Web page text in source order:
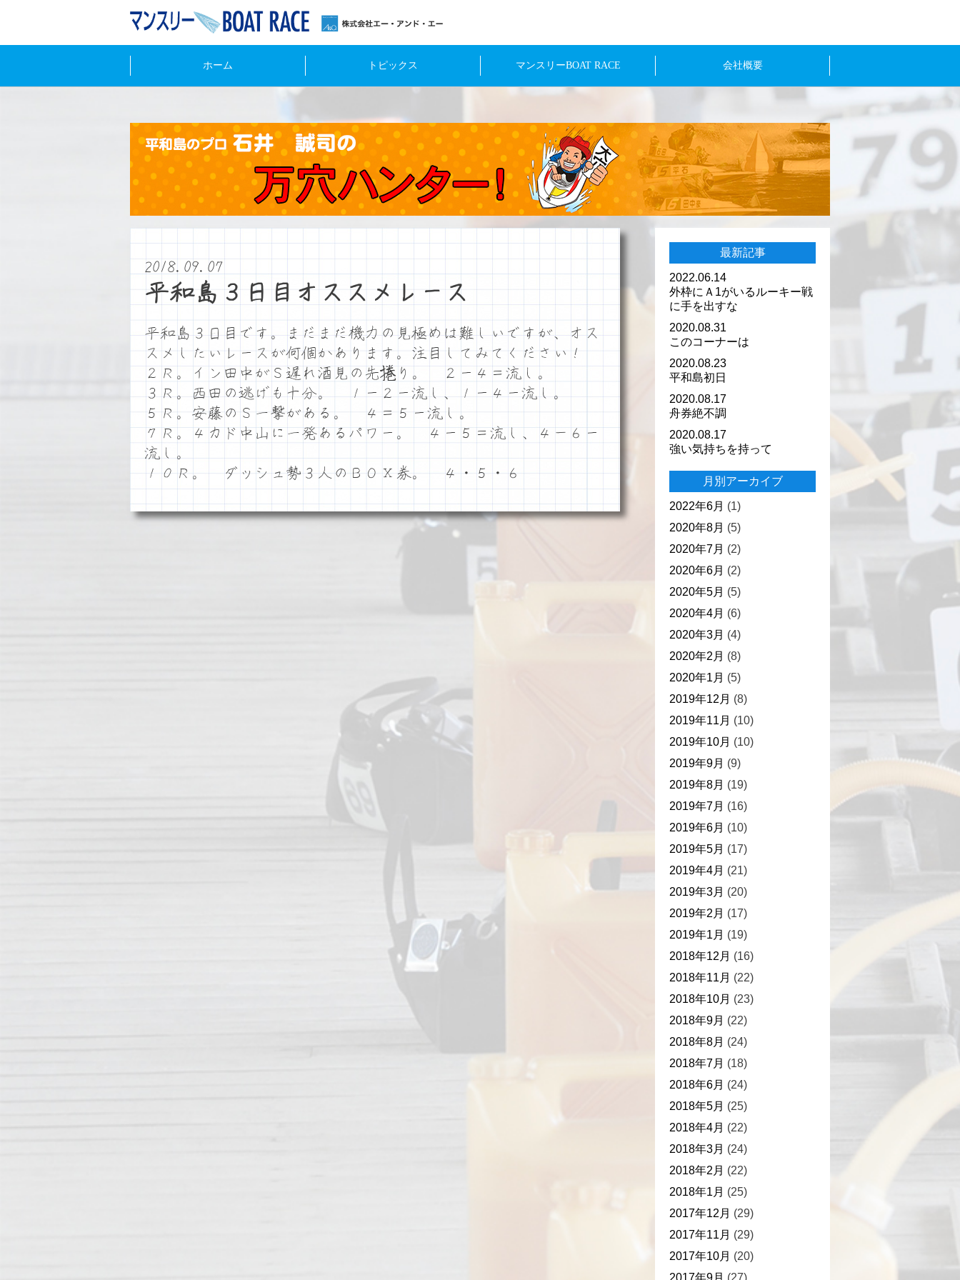
ホーム トピックス マンスリーBOAT RACE 会社概要
2018.09.07
平和島３日目オススメレース
平和島３日目です。まだまだ機力の見極めは難しいですが、オス
スメしたいレースが何個かあります。注目してみてください！
２Ｒ。イン田中がＳ遅れ酒見の先捲り。 ２ー４＝流し。
３Ｒ。西田の逃げも十分。 １ー２ー流し、１ー４ー流し。
５Ｒ。安藤のＳ一撃がある。 ４＝５ー流し。
７Ｒ。４カド中山に一発あるパワー。 ４ー５＝流し、４－６ー
流し。
１０Ｒ。 ダッシュ勢３人のＢＯＸ券。 ４・５・６
最新記事
2022.06.14
外枠にＡ1がいるルーキー戦
に手を出すな
2020.08.31
このコーナーは
2020.08.23
平和島初日
2020.08.17
舟券絶不調
2020.08.17
強い気持ちを持って
月別アーカイブ
2022年6月 (1)
2020年8月 (5)
2020年7月 (2)
2020年6月 (2)
2020年5月 (5)
2020年4月 (6)
2020年3月 (4)
2020年2月 (8)
2020年1月 (5)
2019年12月 (8)
2019年11月 (10)
2019年10月 (10)
2019年9月 (9)
2019年8月 (19)
2019年7月 (16)
2019年6月 (10)
2019年5月 (17)
2019年4月 (21)
2019年3月 (20)
2019年2月 (17)
2019年1月 (19)
2018年12月 (16)
2018年11月 (22)
2018年10月 (23)
2018年9月 (22)
2018年8月 (24)
2018年7月 (18)
2018年6月 (24)
2018年5月 (25)
2018年4月 (22)
2018年3月 (24)
2018年2月 (22)
2018年1月 (25)
2017年12月 (29)
2017年11月 (29)
2017年10月 (20)
2017年9月 (27)